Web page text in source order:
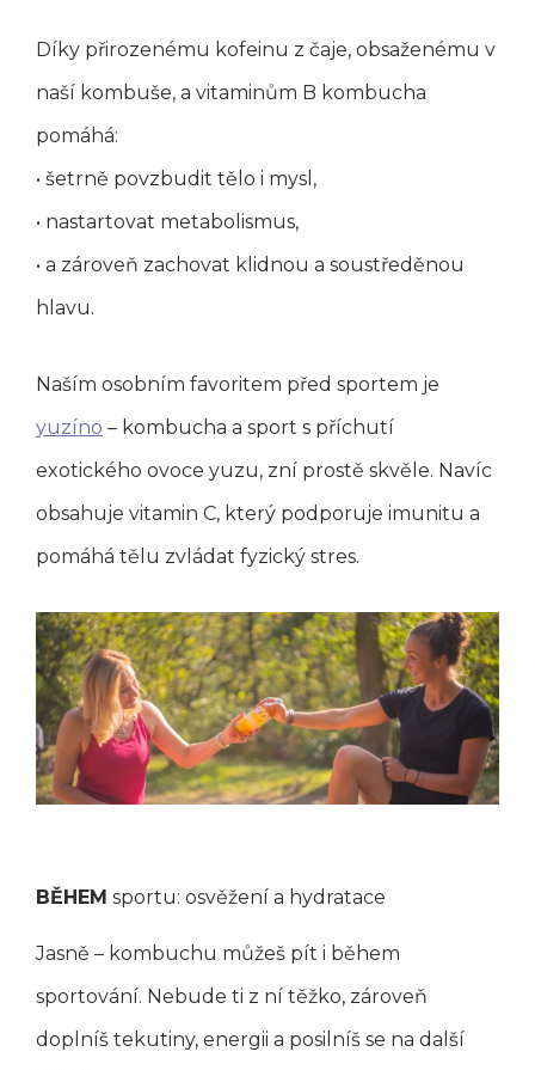
Díky přirozenému kofeinu z čaje, obsaženému v
naší kombuše, a vitaminům B kombucha
pomáhá:
• šetrně povzbudit tělo i mysl,
• nastartovat metabolismus,
• a zároveň zachovat klidnou a soustředěnou
hlavu.
Naším osobním favoritem před sportem je
yuzíno – kombucha a sport s příchutí
exotického ovoce yuzu, zní prostě skvěle. Navíc
obsahuje vitamin C, který podporuje imunitu a
pomáhá tělu zvládat fyzický stres.
BĚHEM sportu: osvěžení a hydratace
Jasně – kombuchu můžeš pít i během
sportování. Nebude ti z ní těžko, zároveň
doplníš tekutiny, energii a posilníš se na další